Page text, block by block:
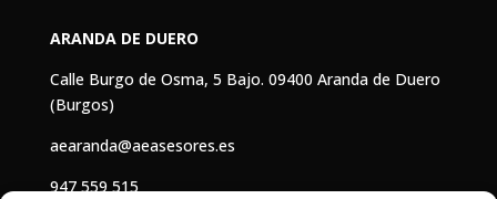
ARANDA DE DUERO
Calle Burgo de Osma, 5 Bajo. 09400 Aranda de Duero
(Burgos)
aearanda@aeasesores.es
947 559 515